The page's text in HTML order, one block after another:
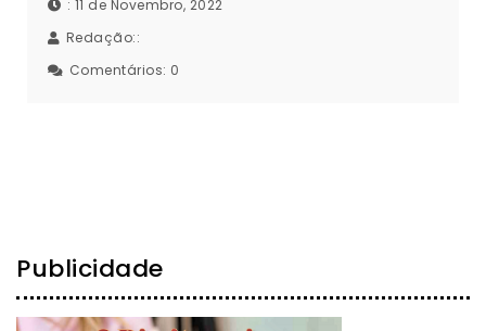
: 11 de Novembro, 2022
Redação::
Comentários: 0
Publicidade